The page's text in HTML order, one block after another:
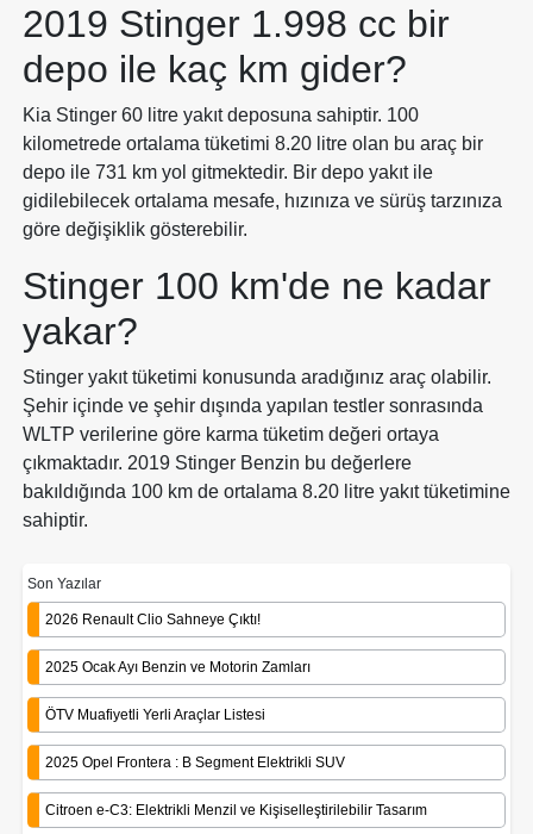
2019 Stinger 1.998 cc bir
depo ile kaç km gider?
Kia Stinger 60 litre yakıt deposuna sahiptir. 100
kilometrede ortalama tüketimi 8.20 litre olan bu araç bir
depo ile 731 km yol gitmektedir. Bir depo yakıt ile
gidilebilecek ortalama mesafe, hızınıza ve sürüş tarzınıza
göre değişiklik gösterebilir.
Stinger 100 km'de ne kadar
yakar?
Stinger yakıt tüketimi konusunda aradığınız araç olabilir.
Şehir içinde ve şehir dışında yapılan testler sonrasında
WLTP verilerine göre karma tüketim değeri ortaya
çıkmaktadır. 2019 Stinger Benzin bu değerlere
bakıldığında 100 km de ortalama 8.20 litre yakıt tüketimine
sahiptir.
Son Yazılar
2026 Renault Clio Sahneye Çıktı!
2025 Ocak Ayı Benzin ve Motorin Zamları
ÖTV Muafiyetli Yerli Araçlar Listesi
2025 Opel Frontera : B Segment Elektrikli SUV
Citroen e-C3: Elektrikli Menzil ve Kişiselleştirilebilir Tasarım